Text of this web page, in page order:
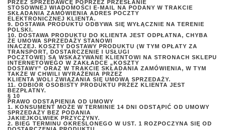
PRZEZ SPRZEDAWCĘ POPRZEZ PRZESŁANIE
STOSOWNEJ WIADOMOŚCI E-MAIL NA PODANY W TRAKCIE
SKŁADANIA ZAMÓWIENIA ADRES POCZTY
ELEKTRONICZNEJ KLIENTA.
9. DOSTAWA PRODUKTU ODBYWA SIĘ WYŁĄCZNIE NA TERENIE
POLSKI.
10. DOSTAWA PRODUKTU DO KLIENTA JEST ODPŁATNA, CHYBA
ŻE UMOWA SPRZEDAŻY STANOWI
INACZEJ. KOSZTY DOSTAWY PRODUKTU (W TYM OPŁATY ZA
TRANSPORT, DOSTARCZENIE I USŁUGI
POCZTOWE) SĄ WSKAZYWANE KLIENTOWI NA STRONACH SKLEPU
INTERNETOWEGO W ZAKŁADCE „KOSZTY
DOSTAWY” ORAZ W TRAKCIE SKŁADANIA ZAMÓWIENIA, W TYM
TAKŻE W CHWILI WYRAŻENIA PRZEZ
KLIENTA WOLI ZWIĄZANIA SIĘ UMOWĄ SPRZEDAŻY.
11. ODBIÓR OSOBISTY PRODUKTU PRZEZ KLIENTA JEST
BEZPŁATNY.
§ 10
PRAWO ODSTĄPIENIA OD UMOWY
1. KONSUMENT MOŻE W TERMINIE 14 DNI ODSTĄPIĆ OD UMOWY
SPRZEDAŻY BEZ PODANIA
JAKIEJKOLWIEK PRZYCZYNY.
2. BIEG TERMINU OKREŚLONEGO W UST. 1 ROZPOCZYNA SIĘ OD